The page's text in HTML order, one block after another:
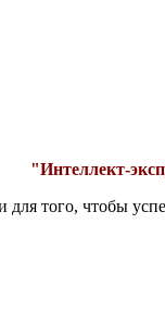
"Интеллект-
того, чтобы